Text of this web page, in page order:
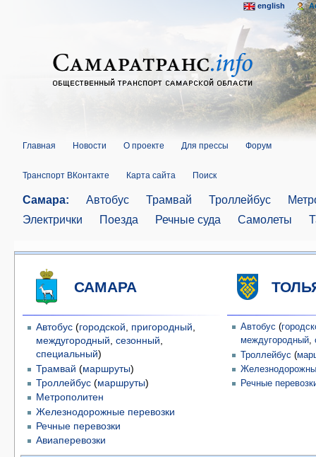
Главная Новости О проекте Для прессы Форум
Транспорт ВКонтакте Карта сайта Поиск
Самара: Автобус Трамвай Троллейбус
Электрички
Поезда Речные суда Самолеты
САМАРА
Автобус (городской, пригородный,
междугородный,сезонный,
специальный)
Трамвай (маршруты)
Троллейбус (маршруты)
Метрополитен
Железнодорожные перевозки
Речные перевозки
Авиаперевозки
Автобус (
междугородный,
Троллейбус (
Речные
english